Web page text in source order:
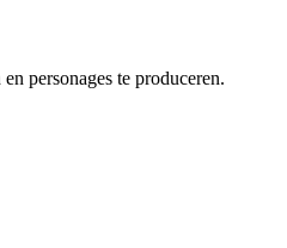
personages te produceren.